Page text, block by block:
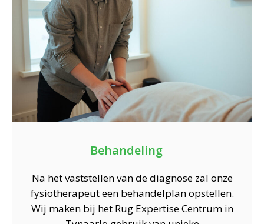
Behandeling
Na het vaststellen van de diagnose zal onze
fysiotherapeut een behandelplan opstellen.
Wij maken bij het Rug Expertise Centrum in